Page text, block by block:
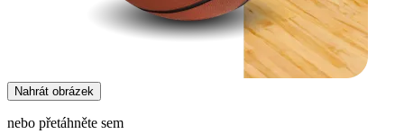
Nahrát obrázek
nebo přetáhněte sem